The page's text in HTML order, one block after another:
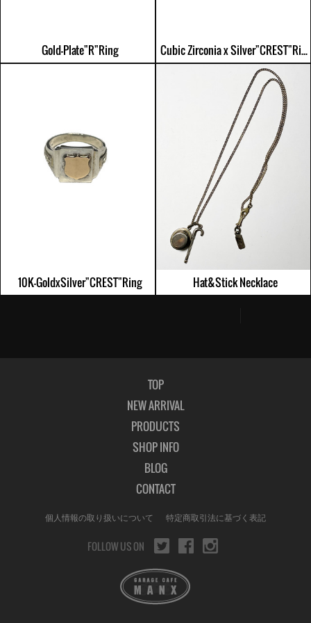
Gold-Plate"R"Ring Cubic Zirconia x Silver"CREST"Ring
10K-GoldxSilver"CREST"Ring Hat&Stick Necklace
TOP
NEW ARRIVAL
PRODUCTS
SHOP INFO
BLOG
CONTACT
個人情報の取り扱いについて 特定商取引法に基づく表記
FOLLOW US ON